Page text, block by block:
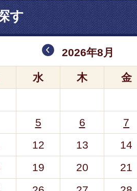
す
2026年8月
水 木 金
5 6
7
12 13
14
19 20
21